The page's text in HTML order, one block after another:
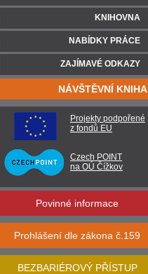
KNIHOVNA
NABÍDKY PRÁCE
ZAJÍMAVÉ ODKAZY
NÁVŠTĚVNÍ KNIHA
Projekty podpořené
z fondů EU
Czech POINT
na OÚ Čížkov
Povinné informace
Prohlášení dle zákona č.159
BEZBARIÉROVÝ PŘÍSTUP